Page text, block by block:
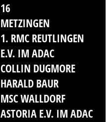
16
METZINGEN
1. RMC REUTLINGEN
E.V. IM ADAC
COLLIN DUGMORE
HARALD BAUR
MSC WALLDORF
ASTORIA E.V. IM ADAC